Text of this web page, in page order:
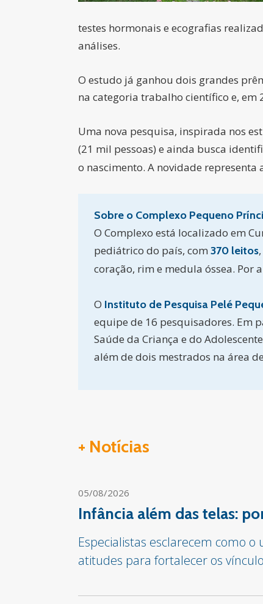
testes hormonais e ecografias
análises.
O estudo já ganhou dois grandes
na categoria trabalho científico e, em
Uma nova pesquisa, inspirada nos
(21 mil pessoas) e ainda busca
o nascimento. A novidade representa
Sobre o Complexo Pequeno
O Complexo está localizado em
pediátrico do país, com 370 leitos
coração, rim e medula óssea. Por
O Instituto de Pesquisa Pelé
equipe de 16 pesquisadores. Em
Saúde da Criança e do
além de dois mestrados na área
+ Notícias
05/08/2026
Infância além das telas:
Especialistas esclarecem como
atitudes para fortalecer os